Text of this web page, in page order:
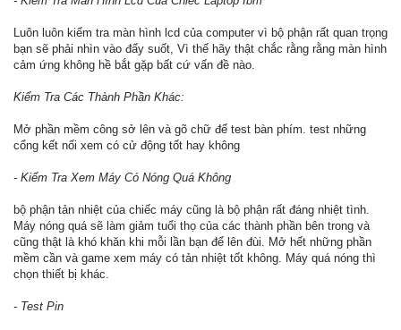
Luôn luôn kiểm tra màn hình lcd của computer vì bộ phận rất quan trọng
bạn sẽ phải nhìn vào đấy suốt, Vì thế hãy thật chắc rằng rằng màn hình
cảm ứng không hề bắt gặp bất cứ vấn đề nào.
Kiểm Tra Các Thành Phần Khác:
Mở phần mềm công sở lên và gõ chữ để test bàn phím. test những
cổng kết nối xem có cử động tốt hay không
- Kiểm Tra Xem Máy Có Nóng Quá Không
bộ phận tản nhiệt của chiếc máy cũng là bộ phận rất đáng nhiệt tình.
Máy nóng quá sẽ làm giảm tuổi thọ của các thành phần bên trong và
cũng thật là khó khăn khi mỗi lần bạn để lên đùi. Mở hết những phần
mềm cần và game xem máy có tản nhiệt tốt không. Máy quá nóng thì
chọn thiết bị khác.
- Test Pin